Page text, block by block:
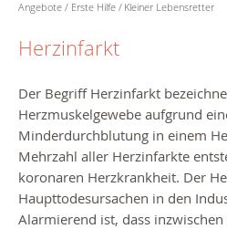
Angebote Erste Hilfe Kleiner Lebensretter
Herzinfarkt
Der Begriff Herzinfarkt
Herzmuskelgewebe aufgrund
Minderdurchblutung in einem
Mehrzahl aller Herzinfarkte
koronaren Herzkrankheit. Der
Haupttodesursachen in den
Alarmierend ist, dass